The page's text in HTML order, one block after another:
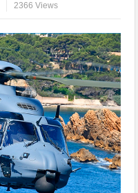
2366 Views